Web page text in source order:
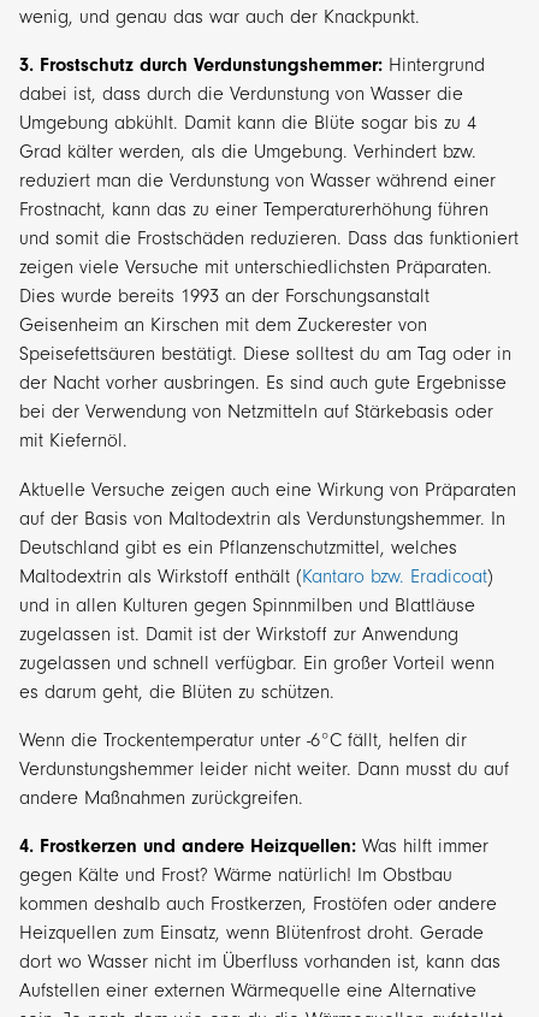
wenig, und genau das war auch der Knackpunkt.
3. Frostschutz durch Verdunstungshemmer: Hintergrund
dabei ist, dass durch die Verdunstung von Wasser die
Umgebung abkühlt. Damit kann die Blüte sogar bis zu 4
Grad kälter werden, als die Umgebung. Verhindert bzw.
reduziert man die Verdunstung von Wasser während einer
Frostnacht, kann das zu einer Temperaturerhöhung führen
und somit die Frostschäden reduzieren. Dass das funktioniert
zeigen viele Versuche mit unterschiedlichsten Präparaten.
Dies wurde bereits 1993 an der Forschungsanstalt
Geisenheim an Kirschen mit demZuckerester von
Speisefettsäuren bestätigt. Diese solltest du am Tag oder in
der Nacht vorher ausbringen. Es sind auch gute Ergebnisse
bei der Verwendung von Netzmitteln auf Stärkebasis oder
mit Kiefernöl.
Aktuelle Versuche zeigen auch eine Wirkung von Präparaten
auf der Basis von Maltodextrin als Verdunstungshemmer. In
Deutschland gibt es ein Pflanzenschutzmittel, welches
Maltodextrin als Wirkstoff enthält (Kantaro bzw. Eradicoat)
und in allen Kulturen gegen Spinnmilben und Blattläuse
zugelassen ist. Damit ist der Wirkstoff zur Anwendung
zugelassen und schnell verfügbar. Ein großer Vorteil wenn
es darum geht, die Blüten zu schützen.
Wenn die Trockentemperatur unter -6°C fällt, helfen dir
Verdunstungshemmer leider nicht weiter. Dann musst du auf
andere Maßnahmen zurückgreifen.
4. Frostkerzen und andere Heizquellen:Was hilft immer
gegen Kälte und Frost? Wärme natürlich! Im Obstbau
kommen deshalb auch Frostkerzen, Frostöfen oder andere
Heizquellen zum Einsatz, wenn Blütenfrost droht. Gerade
dort wo Wasser nicht im Überfluss vorhanden ist, kann das
Aufstellen einer externen Wärmequelle eine Alternative